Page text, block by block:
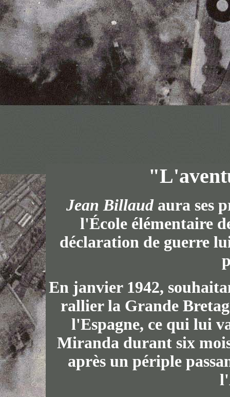
Jean Billaud aura ses
l'École élémentaire
déclaration de guerre
En janvier 1942,
rallier la Grande
l'Espagne, ce qui lui
Miranda durant six
après un périple